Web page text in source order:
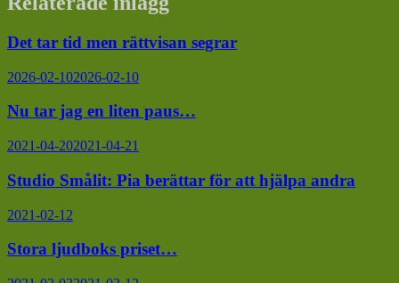
Det tar tid men rättvisan segrar
2026-02-102026-02-10
Nu tar jag en liten paus…
2021-04-202021-04-21
Studio Smålit: Pia berättar för att hjälpa andra
2021-02-12
Stora ljudboks priset…